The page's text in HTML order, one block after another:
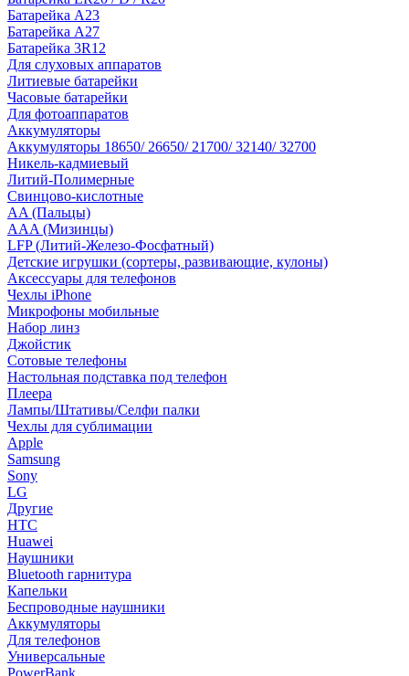
Батарейка A23
Батарейка A27
Батарейка 3R12
Для слуховых аппаратов
Литиевые батарейки
Часовые батарейки
Для фотоаппаратов
Аккумуляторы
Аккумуляторы 18650/ 26650/ 21700/ 32140/ 32700
Никель-кадмиевый
Литий-Полимерные
Свинцово-кислотные
AA (Пальцы)
AAA (Мизинцы)
LFP (Литий-Железо-Фосфатный)
Детские игрушки (сортеры, развивающие, кулоны)
Аксессуары для телефонов
Чехлы iPhone
Микрофоны мобильные
Набор линз
Джойстик
Сотовые телефоны
Настольная подставка под телефон
Плеера
Лампы/Штативы/Селфи палки
Чехлы для сублимации
Apple
Samsung
Sony
LG
Другие
HTC
Huawei
Наушники
Bluetooth гарнитура
Капельки
Беспроводные наушники
Аккумуляторы
Для телефонов
Универсальные
PowerBank